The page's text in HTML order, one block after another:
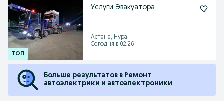
Услуги Эвакуатора
Астана, Нура
Сегодня в 02:26
Больше результатов в Ремонт
автоэлектрики и автоэлектроники